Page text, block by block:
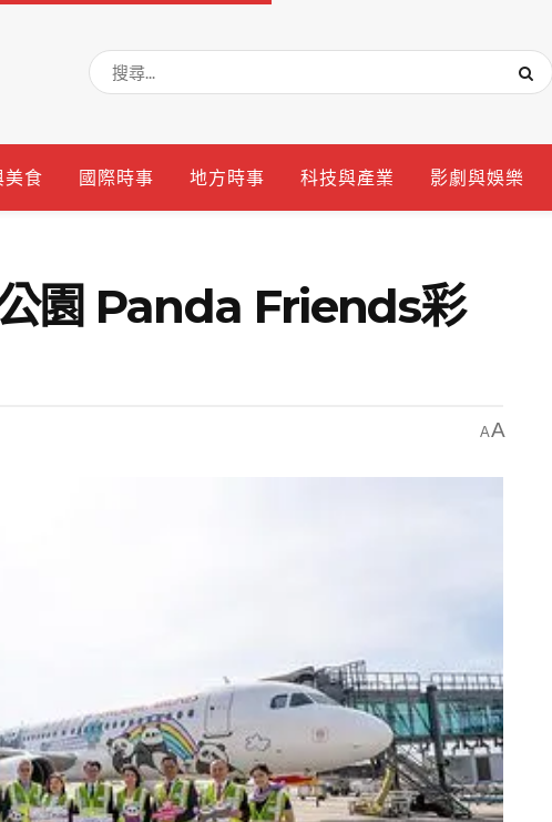
美食 國際時事 地方時事 科技與產業 影劇與娛樂
園 Panda Friends彩
AA